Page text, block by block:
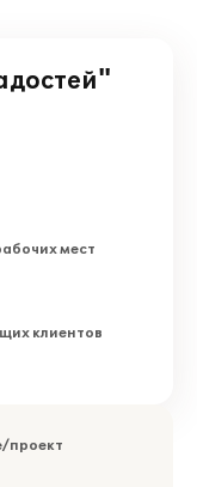
мест
клиентов
проект